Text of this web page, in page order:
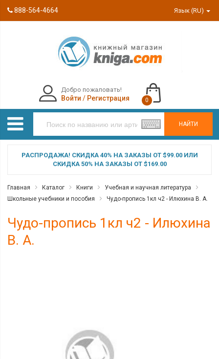
888-564-4664 Язык (RU)
НАЙТИ
Добро пожаловать!
Войти / Регистрация 0
РАСПРОДАЖА! СКИДКА 40% НА ЗАКАЗЫ ОТ $99.00 ИЛИ
СКИДКА 50% НА ЗАКАЗЫ ОТ $169.00
Главная Каталог Книги
Учебная и научная литература
Школьные учебники и пособия
Чудо-пропись 1кл ч2 - Илюхина В. А.
Чудо-пропись 1кл ч2 - Илюхина
В. А.